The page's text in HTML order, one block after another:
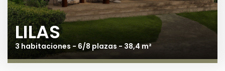
LILAS
3 habitaciones - 6/8 plazas - 38,4 m²